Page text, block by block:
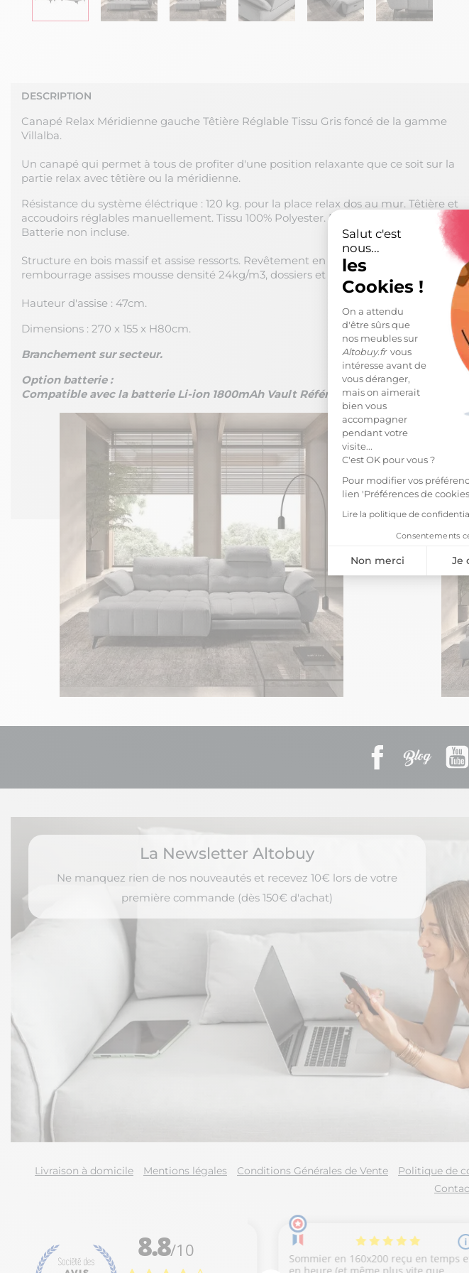
Salut c'est
nous...
les
Cookies !
On a attendu
d'être sûrs que
nos meubles sur
Altobuy.frvous
intéresse avant de
vous déranger,
mais on aimerait
bien vous
accompagner
pendant votre
visite...
C'est OK pour vous ?
Pour modifier vos
lien 'Préférences de
Lire la politique de
Consentements
Non merci Je
Plateforme de Gestion du
Notre plateforme vous
DESCRIPTION
Canapé Relax Méridienne gauche Têtière Réglable Tissu Gris foncé de la gamme
Villalba.
Un canapé qui permet à tous de profiter d'une position relaxante que ce soit sur la
partie relax avec têtière ou la méridienne.
Résistance du système éléctrique : 120 kg. pour la place relax dos au mur. Têtière et
accoudoirs réglables manuellement. Tissu 100% Polyester. Prise USB intégrée.
Batterie non incluse.
Structure en bois massif et assise ressorts. Revêtement en tissu polyester,
rembourrage assises mousse densité 24kg/m3, dossiers et accoudoirs 21kg/m3.
Hauteur d'assise : 47cm.
Dimensions : 270 x 155 x H80cm.
Branchement sur secteur.
Option batterie :
Compatible avec la batterie Li-ion 1800mAh Vault Référence N°16494.
Facebook
Rss
La Newsletter Altobuy
Ne manquez rien de nos nouveautés et recevez 10€ lors de votre
première commande (dès 150€ d'achat)
Livraison à domicile Mentions légales Conditions Générales de Vente Politique de